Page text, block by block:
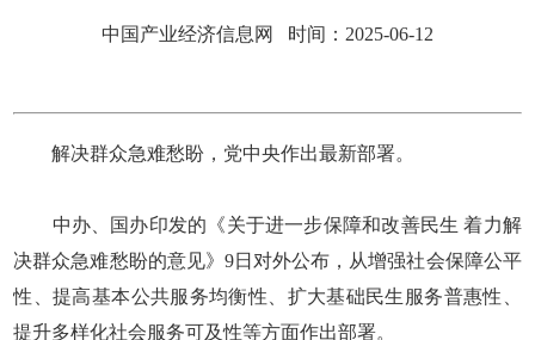
中国产业经济信息网 时间：2025-06-12
解决群众急难愁盼，党中央作出最新部署。
中办、国办印发的《关于进一步保障和改善民生 着力解
决群众急难愁盼的意见》9日对外公布，从增强社会保障公平
性、提高基本公共服务均衡性、扩大基础民生服务普惠性、
提升多样化社会服务可及性等方面作出部署。